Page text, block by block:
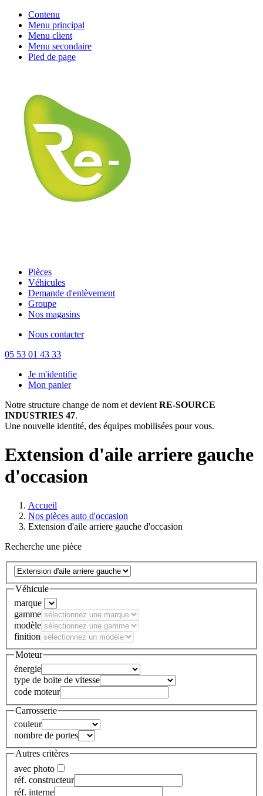
Contenu
Menu principal
Menu client
Menu secondaire
Pied de page
Pièces
Véhicules
Demande d'enlèvement
Groupe
Nos magasins
Nous contacter
05 53 01 43 33
Je m'identifie
Mon panier
Notre structure change de nom et devient RE-SOURCE
INDUSTRIES 47.
Une nouvelle identité, des équipes mobilisées pour vous.
Extension d'aile arriere gauche
d'occasion
Accueil
Nos pièces auto d'occasion
Extension d'aile arriere gauche d'occasion
Recherche une pièce
Véhicule
marque
gamme
modèle
finition
Moteur
énergie
type de boite de vitesse
code moteur
Carrosserie
couleur
nombre de portes
Autres critères
avec photo
réf. constructeur
réf. interne